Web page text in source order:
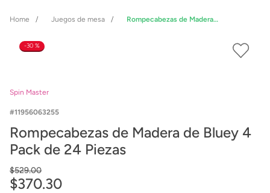
Juegos de mesa Rompecabezas de Madera de Bluey 4 Pack de 24 Piezas
30 %
Spin Master
11956063255
Rompecabezas de Madera de Bluey 4
Pack de 24 Piezas
$529.00
$370.30